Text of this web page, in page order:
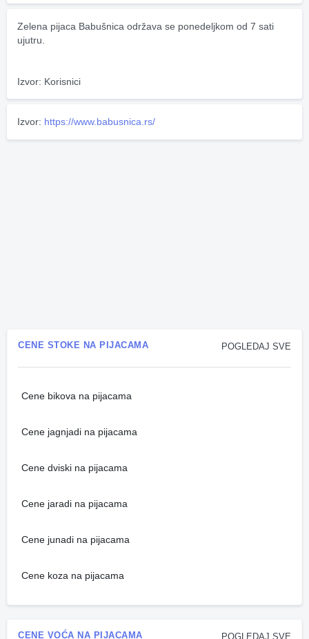
Zelena pijaca Babušnica održava se ponedeljkom od 7 sati
ujutru.
Izvor: Korisnici
Izvor: https://www.babusnica.rs/
POGLEDAJ SVE
CENE STOKE NA PIJACAMA
Cene bikova na pijacama
Cene jagnjadi na pijacama
Cene dviski na pijacama
Cene jaradi na pijacama
Cene junadi na pijacama
Cene koza na pijacama
POGLEDAJ SVE
CENE VOĆA NA PIJACAMA